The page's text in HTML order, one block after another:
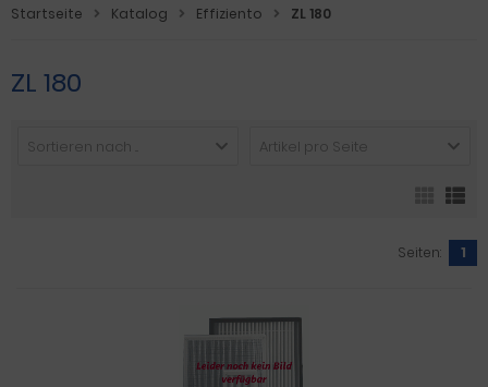
Startseite Katalog Effiziento ZL 180
ZL 180
Sortieren nach ... Artikel pro Seite
Seiten: 1